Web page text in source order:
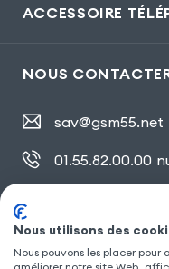
ACCESSOIRE
NOUS
sav@gsm55.net
01.55.82.00.00
Nous utilisons des
Nous pouvons les placer pour